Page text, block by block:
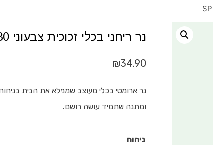
נר ריחני בכלי זכוכית צבעוני 130 גרם SPLASH
₪34.90
נר ארומטי בכלי מעוצב שממלא את הבית
ומתנה שתמיד עושה רושם.
ניחוח